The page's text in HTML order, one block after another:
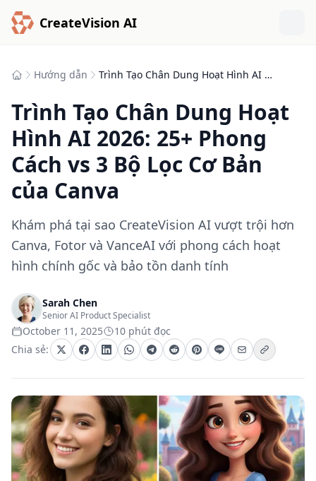
CreateVision AI
Hướng dẫn Trình Tạo Chân Dung Hoạt Hình AI 2026: 25+ Phong Cách vs 3 Bộ Lọc Cơ Bản của Canva
Trình Tạo Chân Dung Hoạt
Hình AI 2026: 25+ Phong
Cách vs 3 Bộ Lọc Cơ Bản
của Canva
Khám phá tại sao CreateVision AI vượt trội hơn
Canva, Fotor và VanceAI với phong cách hoạt
hình chính gốc và bảo tồn danh tính
Sarah Chen
Senior AI Product Specialist
October 11, 2025
10 phút đọc
Chia sẻ: